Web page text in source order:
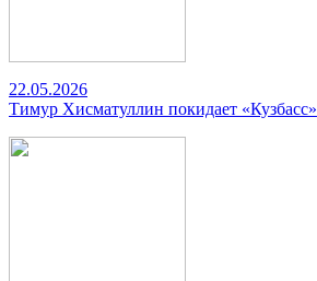
22.05.2026
Тимур Хисматуллин покидает «Кузбасс»